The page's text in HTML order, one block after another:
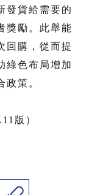
發貨給需要的
獎勵。此舉能
回購，從而提
綠色布局增加
政策。
版）